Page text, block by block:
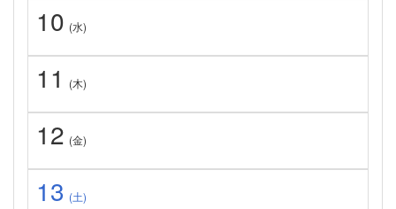
10 (水)
11 (木)
12 (金)
13 (土)